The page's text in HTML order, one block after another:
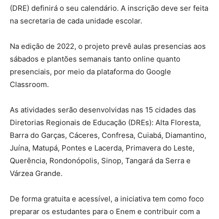
(DRE) definirá o seu calendário. A inscrição deve ser feita
na secretaria de cada unidade escolar.
Na edição de 2022, o projeto prevê aulas presencias aos
sábados e plantões semanais tanto online quanto
presenciais, por meio da plataforma do Google
Classroom.
As atividades serão desenvolvidas nas 15 cidades das
Diretorias Regionais de Educação (DREs): Alta Floresta,
Barra do Garças, Cáceres, Confresa, Cuiabá, Diamantino,
Juína, Matupá, Pontes e Lacerda, Primavera do Leste,
Querência, Rondonópolis, Sinop, Tangará da Serra e
Várzea Grande.
De forma gratuita e acessível, a iniciativa tem como foco
preparar os estudantes para o Enem e contribuir com a